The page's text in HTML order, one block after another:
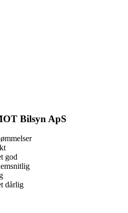
Bilsyn ApS
god
dårlig